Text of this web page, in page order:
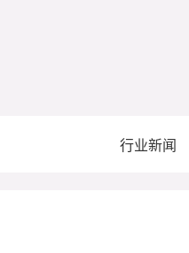
行业新闻